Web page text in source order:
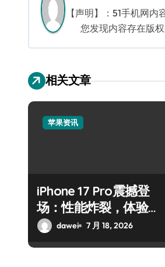
航
【声明】：51手机网
您发现内容存在版
相关文章
苹果资讯
iPhone 17 Pro震撼登
场：性能炸裂，体验全
面升维
dawei 7 月 18, 2026